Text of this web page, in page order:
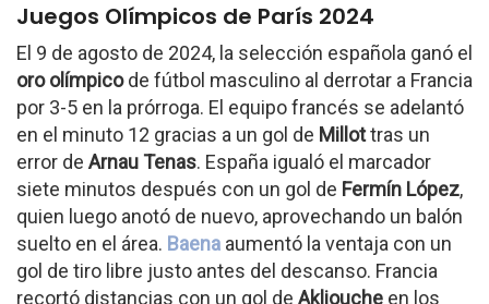
Juegos Olímpicos de París 2024
El 9 de agosto de 2024, la selección española ganó el
oro olímpicode fútbol masculino al derrotar a Francia
por 3-5 en la prórroga. El equipo francés se adelantó
en el minuto 12 gracias a un gol de Millottras un
error de Arnau Tenas. España igualó el marcador
siete minutos después con un gol de Fermín López,
quien luego anotó de nuevo, aprovechando un balón
suelto en el área. Baena aumentó la ventaja con un
gol de tiro libre justo antes del descanso. Francia
recortó distancias con un gol de Akliouche en los